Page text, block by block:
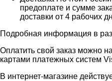
предоплате и сумме
доставки от 4 рабочих
Подробная информация в
Оплатить свой заказ можно
картами платежных систем
В интернет-магазине